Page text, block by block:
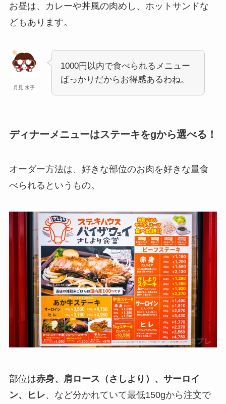
お昼は、カレーや丼風の肉めし、ホットサンドな
どもあります。
月見 水子
1000円以内で食べられるメニュー
ばっかりだからお得感あるわね。
ディナーメニューはステーキをgから選べる！
オーダー方法は、好きな部位のお肉を好きな量食
べられるというもの。
部位は赤身、肩ロース（さしより）、サーロイ
ン、ヒレ、など分かれていて最低150gから注文で